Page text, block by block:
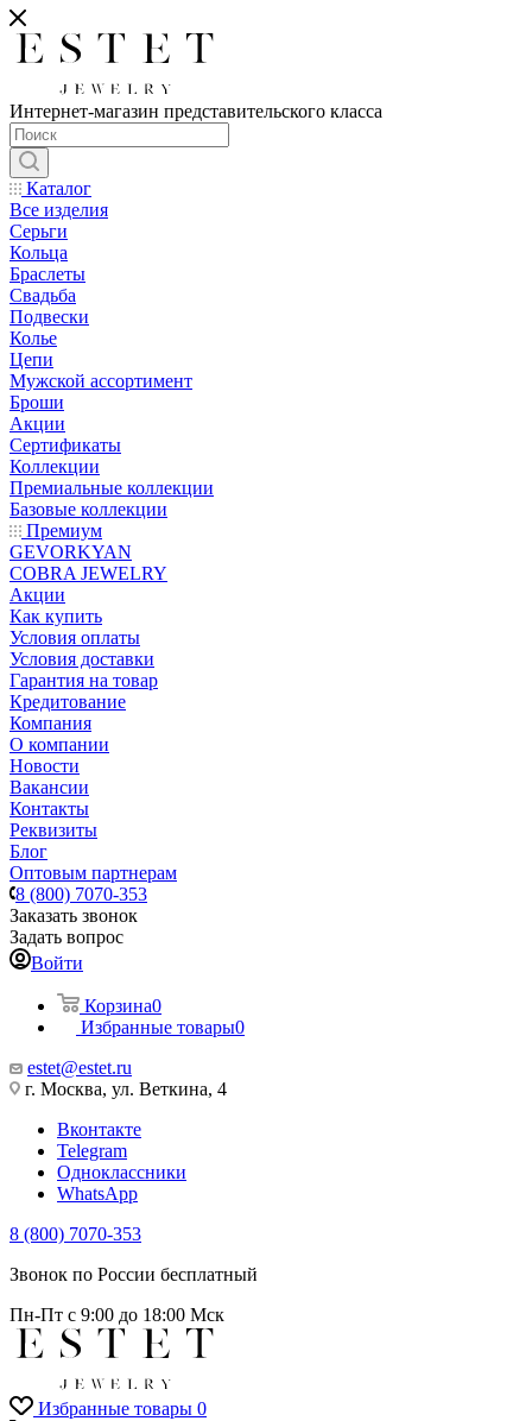
Интернет-магазин представительского класса
Каталог
Все изделия
Серьги
Кольца
Браслеты
Свадьба
Подвески
Колье
Цепи
Мужской ассортимент
Броши
Акции
Сертификаты
Коллекции
Премиальные коллекции
Базовые коллекции
Премиум
GEVORKYAN
COBRA JEWELRY
Акции
Как купить
Условия оплаты
Условия доставки
Гарантия на товар
Кредитование
Компания
О компании
Новости
Вакансии
Контакты
Реквизиты
Блог
Оптовым партнерам
8 (800) 7070-353
Заказать звонок
Задать вопрос
Войти
Корзина0
Избранные товары0
estet@estet.ru
г. Москва, ул. Веткина, 4
Вконтакте
Telegram
Одноклассники
WhatsApp
8 (800) 7070-353
Звонок по России бесплатный
Пн-Пт с 9:00 до 18:00 Мск
Избранные товары 0